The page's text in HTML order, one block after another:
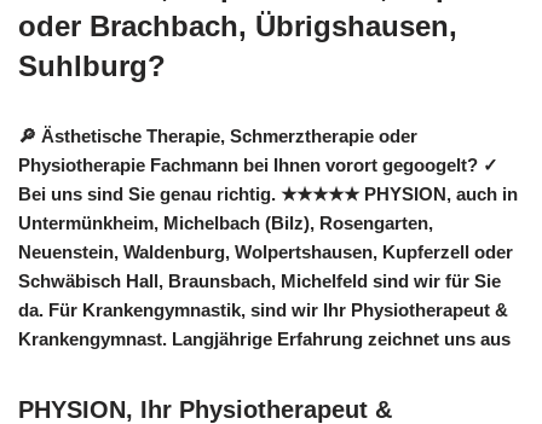
oder Brachbach, Übrigshausen,
Suhlburg?
🔎 Ästhetische Therapie, Schmerztherapie oder
Physiotherapie Fachmann bei Ihnen vorort gegoogelt? ✓
Bei uns sind Sie genau richtig. ★★★★★ PHYSION, auch in
Untermünkheim, Michelbach (Bilz), Rosengarten,
Neuenstein, Waldenburg, Wolpertshausen, Kupferzell oder
Schwäbisch Hall, Braunsbach, Michelfeld sind wir für Sie
da. Für Krankengymnastik, sind wir Ihr Physiotherapeut &
Krankengymnast. Langjährige Erfahrung zeichnet uns aus
PHYSION, Ihr Physiotherapeut &